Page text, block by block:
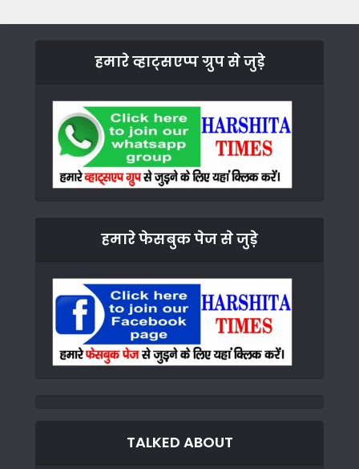
हमारे व्हाट्सएप्प ग्रुप से जुड़े
हमारे फेसबुक पेज से जुड़े
TALKED ABOUT